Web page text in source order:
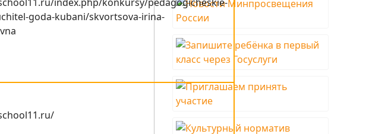
goda-kubani/skvortsova-irina-